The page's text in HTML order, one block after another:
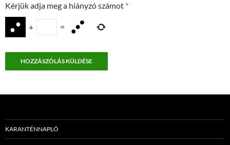
Kérjük adja meg a hiányzó számot *
+ =
KARANTÉNNAPLÓ